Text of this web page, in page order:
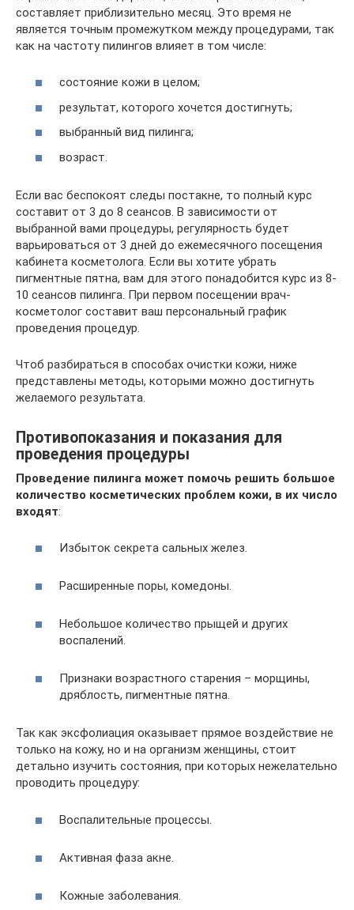
составляет приблизительно месяц. Это время не
является точным промежутком между процедурами, так
как на частоту пилингов влияет в том числе:
состояние кожи в целом;
результат, которого хочется достигнуть;
выбранный вид пилинга;
возраст.
Если вас беспокоят следы постакне, то полный курс
составит от 3 до 8 сеансов. В зависимости от
выбранной вами процедуры, регулярность будет
варьироваться от 3 дней до ежемесячного посещения
кабинета косметолога. Если вы хотите убрать
пигментные пятна, вам для этого понадобится курс из 8-
10 сеансов пилинга. При первом посещении врач-
косметолог составит ваш персональный график
проведения процедур.
Чтоб разбираться в способах очистки кожи, ниже
представлены методы, которыми можно достигнуть
желаемого результата.
Противопоказания и показания для
проведения процедуры
Проведение пилинга может помочь решить большое
количество косметических проблем кожи, в их число
входят:
Избыток секрета сальных желез.
Расширенные поры, комедоны.
Небольшое количество прыщей и других
воспалений.
Признаки возрастного старения – морщины,
дряблость, пигментные пятна.
Так как эксфолиация оказывает прямое воздействие не
только на кожу, но и на организм женщины, стоит
детально изучить состояния, при которых нежелательно
проводить процедуру:
Воспалительные процессы.
Активная фаза акне.
Кожные заболевания.